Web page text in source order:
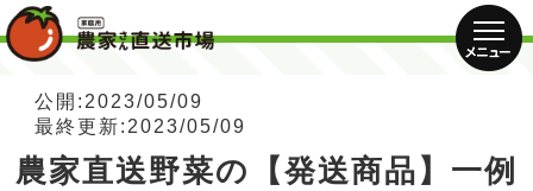
公開:2023/05/09
最終更新:2023/05/09
農家直送野菜の【発送商品】一例